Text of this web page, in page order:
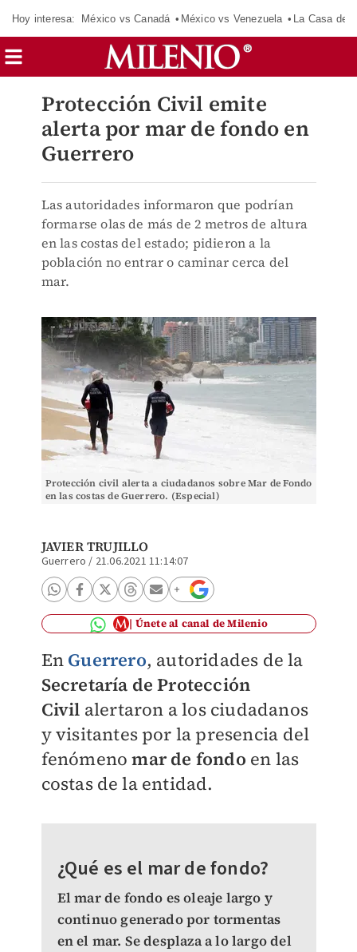
Hoy interesa: México vs Canadá México vs Venezuela La Casa de
Protección Civil emite
alerta por mar de fondo en
Guerrero
Las autoridades informaron que podrían
formarse olas de más de 2 metros de altura
en las costas del estado; pidieron a la
población no entrar o caminar cerca del
mar.
Protección civil alerta a ciudadanos sobre Mar de Fondo
en las costas de Guerrero. (Especial)
JAVIER TRUJILLO
Guerrero / 21.06.2021 11:14:07
Únete al canal de Milenio
En Guerrero, autoridades de la
Secretaría de Protección
Civil alertaron a los ciudadanos
y visitantes por la presencia del
fenómenomar de fondo en las
costas de la entidad.
¿Qué es el mar de fondo?
El mar de fondo es oleaje largo y
continuo generado por tormentas
en el mar. Se desplaza a lo largo del